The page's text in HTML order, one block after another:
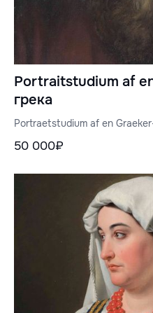
Portraitstudium af
грека
Portraetstudium af en
50 000₽